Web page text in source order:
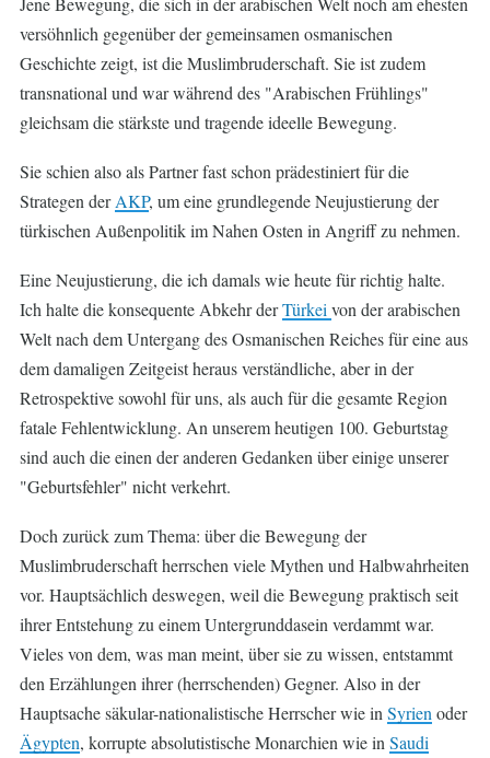
versöhnlich gegenüber der gemeinsamen osmanischen
Geschichte zeigt, ist die Muslimbruderschaft. Sie ist zudem
transnational und war während des "Arabischen Frühlings"
gleichsam die stärkste und tragende ideelle Bewegung.
Sie schien also als Partner fast schon prädestiniert für die
Strategen derAKP, um eine grundlegende Neujustierung der
türkischen Außenpolitik im Nahen Osten in Angriff zu nehmen.
Eine Neujustierung, die ich damals wie heute für richtig halte.
Ich halte die konsequente Abkehr derTürkei von der arabischen
Welt nach dem Untergang des Osmanischen Reiches für eine aus
dem damaligen Zeitgeist heraus verständliche, aber in der
Retrospektive sowohl für uns, als auch für die gesamte Region
fatale Fehlentwicklung. An unserem heutigen 100. Geburtstag
sind auch die einen der anderen Gedanken über einige unserer
"Geburtsfehler" nicht verkehrt.
Doch zurück zum Thema: über die Bewegung der
Muslimbruderschaft herrschen viele Mythen und Halbwahrheiten
vor. Hauptsächlich deswegen, weil die Bewegung praktisch seit
ihrer Entstehung zu einem Untergrunddasein verdammt war.
Vieles von dem, was man meint, über sie zu wissen, entstammt
den Erzählungen ihrer (herrschenden) Gegner. Also in der
Hauptsache säkular-nationalistische Herrscher wie in Syrien oder
Ägypten, korrupte absolutistische Monarchien wie in Saudi